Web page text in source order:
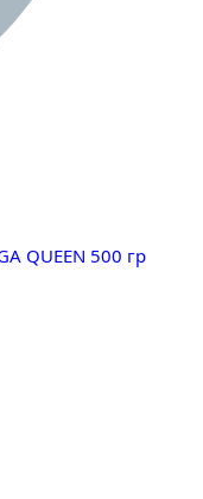
QUEEN 500 гр